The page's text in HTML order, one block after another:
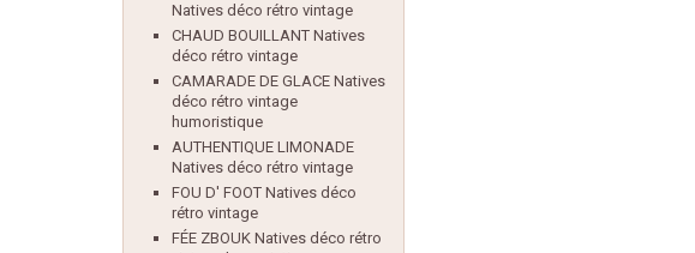
Natives déco rétro vintage
CHAUD BOUILLANT Natives
déco rétro vintage
CAMARADE DE GLACE Natives
déco rétro vintage
humoristique
AUTHENTIQUE LIMONADE
Natives déco rétro vintage
FOU D' FOOT Natives déco
rétro vintage
FÉE ZBOUK Natives déco rétro